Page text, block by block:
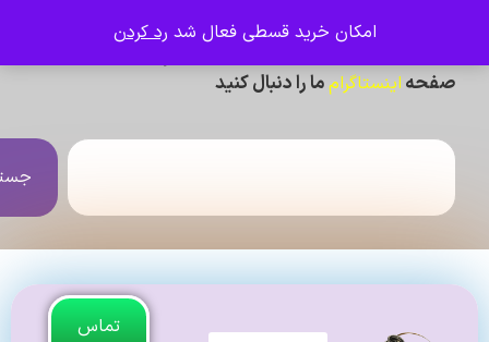
امکان خرید قسطی فعال شدرد کردن
اینستاگرامما را دنبال کنید
جستجو
تماس